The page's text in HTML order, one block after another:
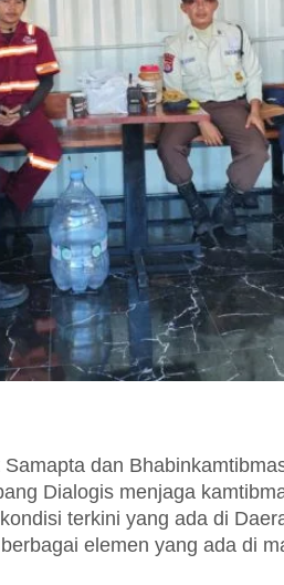
Samapta dan
Dialogis menjaga
terkini yang ada di
elemen yang ada di